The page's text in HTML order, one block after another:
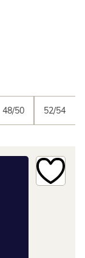
48/50 52/54